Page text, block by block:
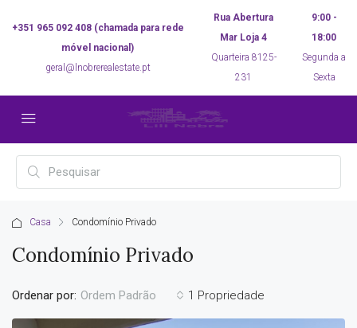
+351 965 092 408 (chamada para rede
móvel nacional)
geral@lnobrerealestate.pt
Rua Abertura
Mar Loja 4
Quarteira 8125-
231
9:00 -
18:00
Segunda a
Sexta
Casa Condomínio Privado
Condomínio Privado
1 Propriedade
Ordenar por: Ordem Padrão